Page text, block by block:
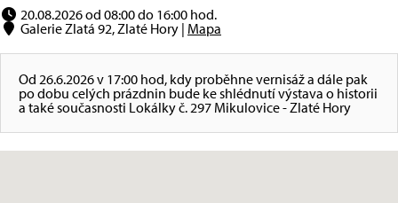
20.08.2026 od 08:00 do 16:00 hod.
Galerie Zlatá 92, Zlaté Hory | Mapa
Od 26.6.2026 v 17:00 hod, kdy proběhne vernisáž a dále pak
po dobu celých prázdnin bude ke shlédnutí výstava o historii
a také současnosti Lokálky č. 297 Mikulovice - Zlaté Hory